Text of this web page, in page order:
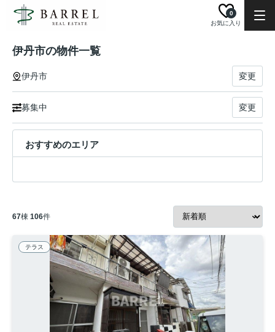
お気に入り
0
伊丹市の物件一覧
伊丹市 変更
募集中 変更
おすすめのエリア
67棟 106件
テラス